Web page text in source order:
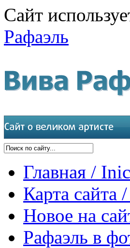
Сайт
Рафаэль
Главная /
Карта сайта
Новое на
Рафаэль в